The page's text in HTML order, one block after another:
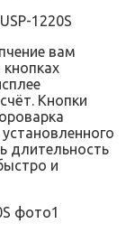
вам
Кнопки
длительность
и